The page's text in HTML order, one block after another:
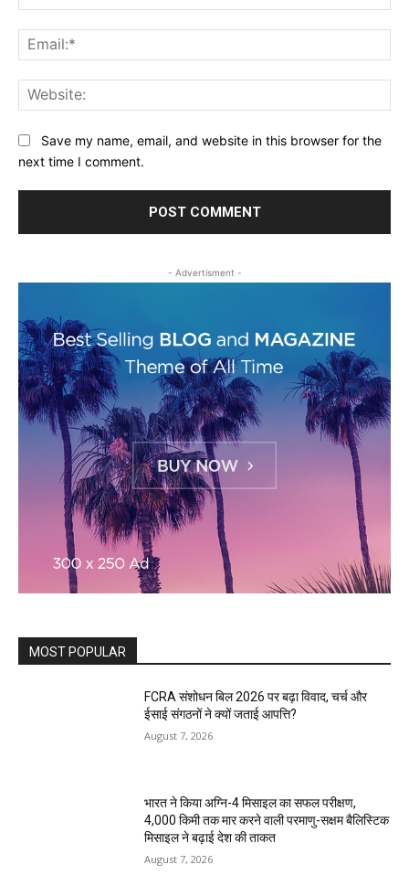
Save my name, email, and website in this browser for the
next time I comment.
- Advertisment -
MOST POPULAR
FCRA संशोधन बिल 2026 पर बढ़ा विवाद, चर्च और
ईसाई संगठनों ने क्यों जताई आपत्ति?
August 7, 2026
भारत ने किया अग्नि-4 मिसाइल का सफल परीक्षण,
4,000 किमी तक मार करने वाली परमाणु-सक्षम बैलिस्टिक
मिसाइल ने बढ़ाई देश की ताकत
August 7, 2026